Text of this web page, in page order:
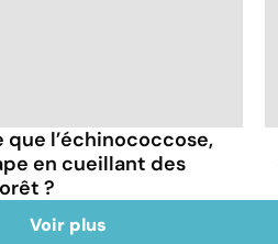
que l’échinococcose,
en cueillant des
?
Voir plus